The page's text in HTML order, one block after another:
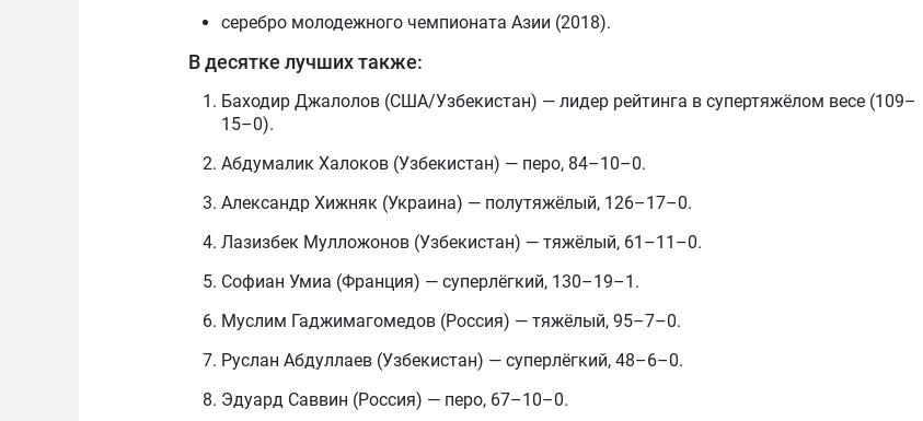
серебро молодежного чемпионата Азии (2018).
В десятке лучших также:
Баходир Джалолов (США/Узбекистан) — лидер рейтинга в супертяжёлом весе (109–
15–0).
Абдумалик Халоков (Узбекистан) — перо, 84–10–0.
Александр Хижняк (Украина) — полутяжёлый, 126–17–0.
Лазизбек Мулложонов (Узбекистан) — тяжёлый, 61–11–0.
Софиан Умиа (Франция) — суперлёгкий, 130–19–1.
Муслим Гаджимагомедов (Россия) — тяжёлый, 95–7–0.
Руслан Абдуллаев (Узбекистан) — суперлёгкий, 48–6–0.
Эдуард Саввин (Россия) — перо, 67–10–0.